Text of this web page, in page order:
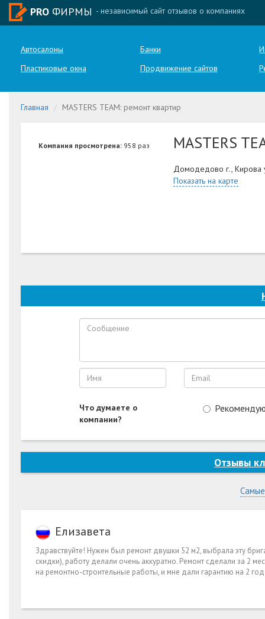
PRO ФИРМЫ - независимый сайт отзывов о компаниях
Автосалоны Банки
Пластиковые окна
Продвижение сайтов
Главная MASTERS TEAM: ремонт квартир
Компания просмотрена: 958 раз MASTERS
Домодедово г., Кирова
Показать на карте
Что думаете о
компании?
Отзывы
Елизавета
Здравствуйте! Нужен был ремонт двушки 52 м2, выбрала эту
скидки), работу делали очень аккуратно. Ремонт сделали за 2
на ремонтно-строительные работы, и мне дали гарантию на 2